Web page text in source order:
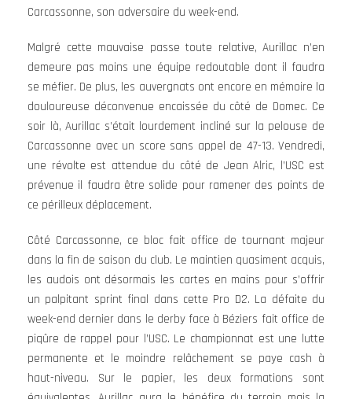
Carcassonne, son adversaire du week-end.
Malgré cette mauvaise passe toute relative, Aurillac n’en
demeure pas moins une équipe redoutable dont il faudra
se méfier. De plus, les auvergnats ont encore en mémoire la
douloureuse déconvenue encaissée du côté de Domec. Ce
soir là, Aurillac s’était lourdement incliné sur la pelouse de
Carcassonne avec un score sans appel de 47-13. Vendredi,
une révolte est attendue du côté de Jean Alric, l’USC est
prévenue il faudra être solide pour ramener des points de
ce périlleux déplacement.
Côté Carcassonne, ce bloc fait office de tournant majeur
dans la fin de saison du club. Le maintien quasiment acquis,
les audois ont désormais les cartes en mains pour s’offrir
un palpitant sprint final dans cette Pro D2. La défaite du
week-end dernier dans le derby face à Béziers fait office de
piqûre de rappel pour l’USC. Le championnat est une lutte
permanente et le moindre relâchement se paye cash à
haut-niveau. Sur le papier, les deux formations sont